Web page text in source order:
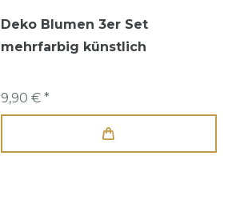
Deko Blumen 3er Set
mehrfarbig künstlich
9,90 € *